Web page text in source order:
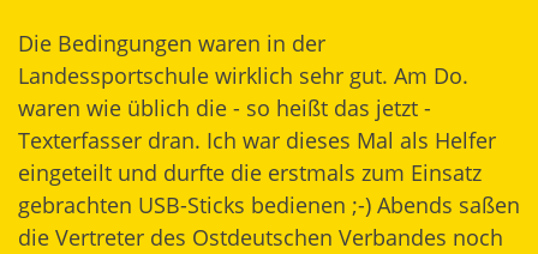
Die Bedingungen waren in der
Landessportschule wirklich sehr gut. Am Do.
waren wie üblich die - so heißt das jetzt -
Texterfasser dran. Ich war dieses Mal als Helfer
eingeteilt und durfte die erstmals zum Einsatz
gebrachten USB-Sticks bedienen ;-) Abends saßen
die Vertreter des Ostdeutschen Verbandes noch